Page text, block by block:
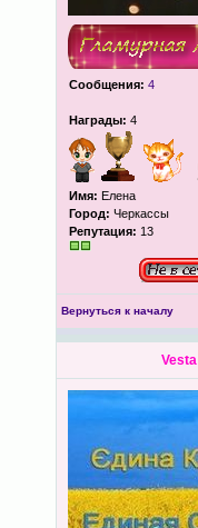
Сообщения: 4
Награды: 4
Имя: Елена
Город: Черкассы
Репутация: 13
Вернуться к началу
Vesta